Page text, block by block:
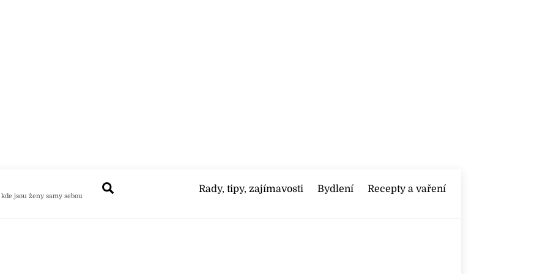
kde jsou ženy samy sebou
Rady, tipy, zajímavosti Bydlení Recepty a vaření